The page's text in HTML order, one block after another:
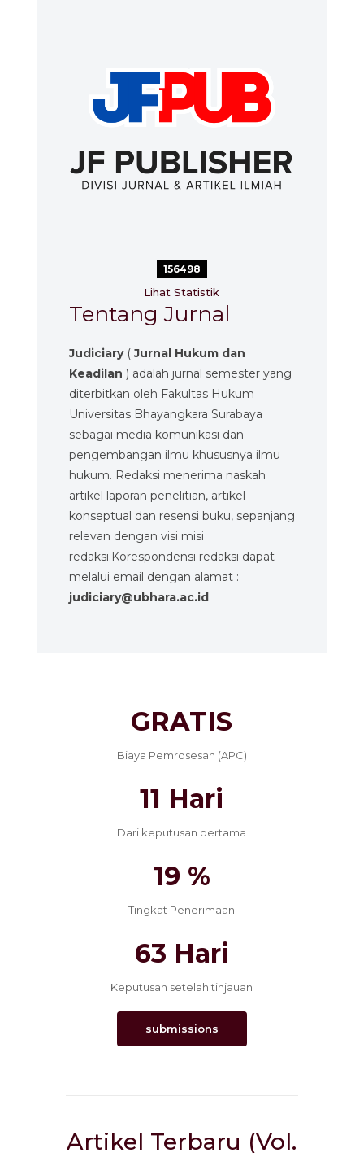
156498
Lihat Statistik
Tentang Jurnal
Judiciary(Jurnal Hukum dan
Keadilan ) adalah jurnal semester yang
diterbitkan oleh Fakultas Hukum
Universitas Bhayangkara Surabaya
sebagai media komunikasi dan
pengembangan ilmu khususnya ilmu
hukum. Redaksi menerima naskah
artikel laporan penelitian, artikel
konseptual dan resensi buku, sepanjang
relevan dengan visi misi
redaksi.Korespondensi redaksi dapat
melalui email dengan alamat :
judiciary@ubhara.ac.id
GRATIS
Biaya Pemrosesan (APC)
11 Hari
Dari keputusan pertama
19 %
Tingkat Penerimaan
63 Hari
Keputusan setelah tinjauan
submissions
Artikel Terbaru (Vol.